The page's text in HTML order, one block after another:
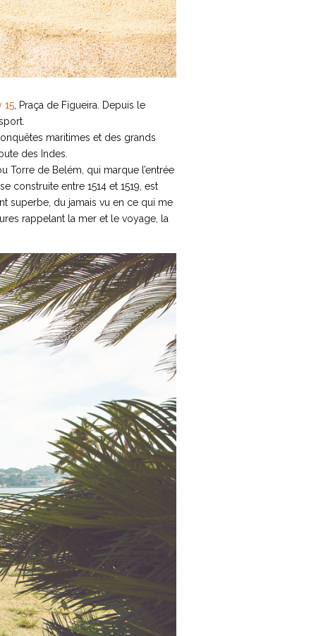
15 , Praça de Figueira. Depuis le
maritimes et des grands
des Indes.
Torre de Belém, qui marque l’entrée
construite entre 1514 et 1519, est
superbe, du jamais vu en ce qui me
rappelant la mer et le voyage, la